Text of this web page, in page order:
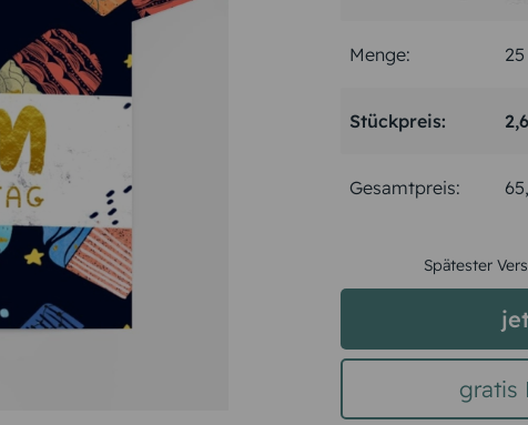
Menge:
Stückpreis:
Gesamtpreis:
Spätester
gratis